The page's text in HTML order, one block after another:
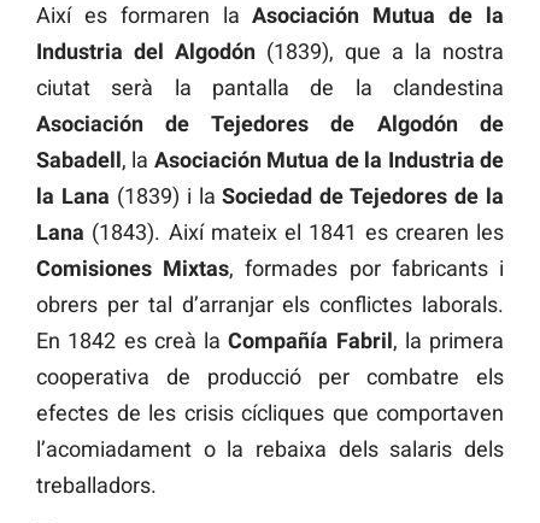
Així es formaren laAsociación Mutua de la
Industria del Algodón (1839), que a la nostra
ciutat serà la pantalla de la clandestina
Asociación de Tejedores de Algodón de
Sabadell, la Asociación Mutua de la Industria de
la Lana (1839) i la Sociedad de Tejedores de la
Lana (1843). Així mateix el 1841 es crearen les
Comisiones Mixtas, formades por fabricants i
obrers per tal d’arranjar els conflictes laborals.
En 1842 es creà laCompañía Fabril, la primera
cooperativa de producció per combatre els
efectes de les crisis cícliques que comportaven
l’acomiadament o la rebaixa dels salaris dels
treballadors.